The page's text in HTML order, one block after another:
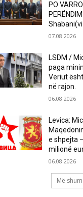
PO
07.08.2026
LSDM /
paga
Veriut
në rajon.
06.08.2026
Levica:
e shpejta
milionë
06.08.2026
Më